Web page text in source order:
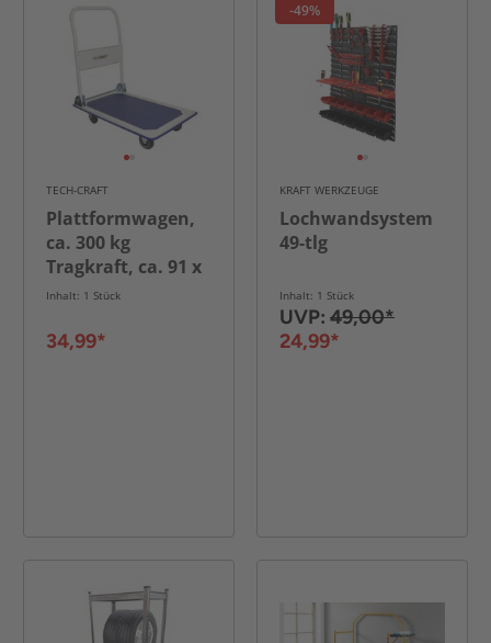
TECH-CRAFT
Plattformwagen,
ca. 300 kg
Tragkraft, ca. 91 x
61 x 87 cm
Inhalt: 1 Stück
34,99*
-49%
KRAFT WERKZEUGE
Lochwandsystem
49-tlg
Inhalt: 1 Stück
UVP: 49,00*
24,99*